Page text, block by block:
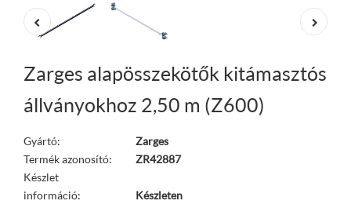
Zarges alapösszekötők kitámasztós
állványokhoz 2,50 m (Z600)
Gyártó:
Zarges
Termék azonosító:
ZR42887
Készlet
információ:
Készleten